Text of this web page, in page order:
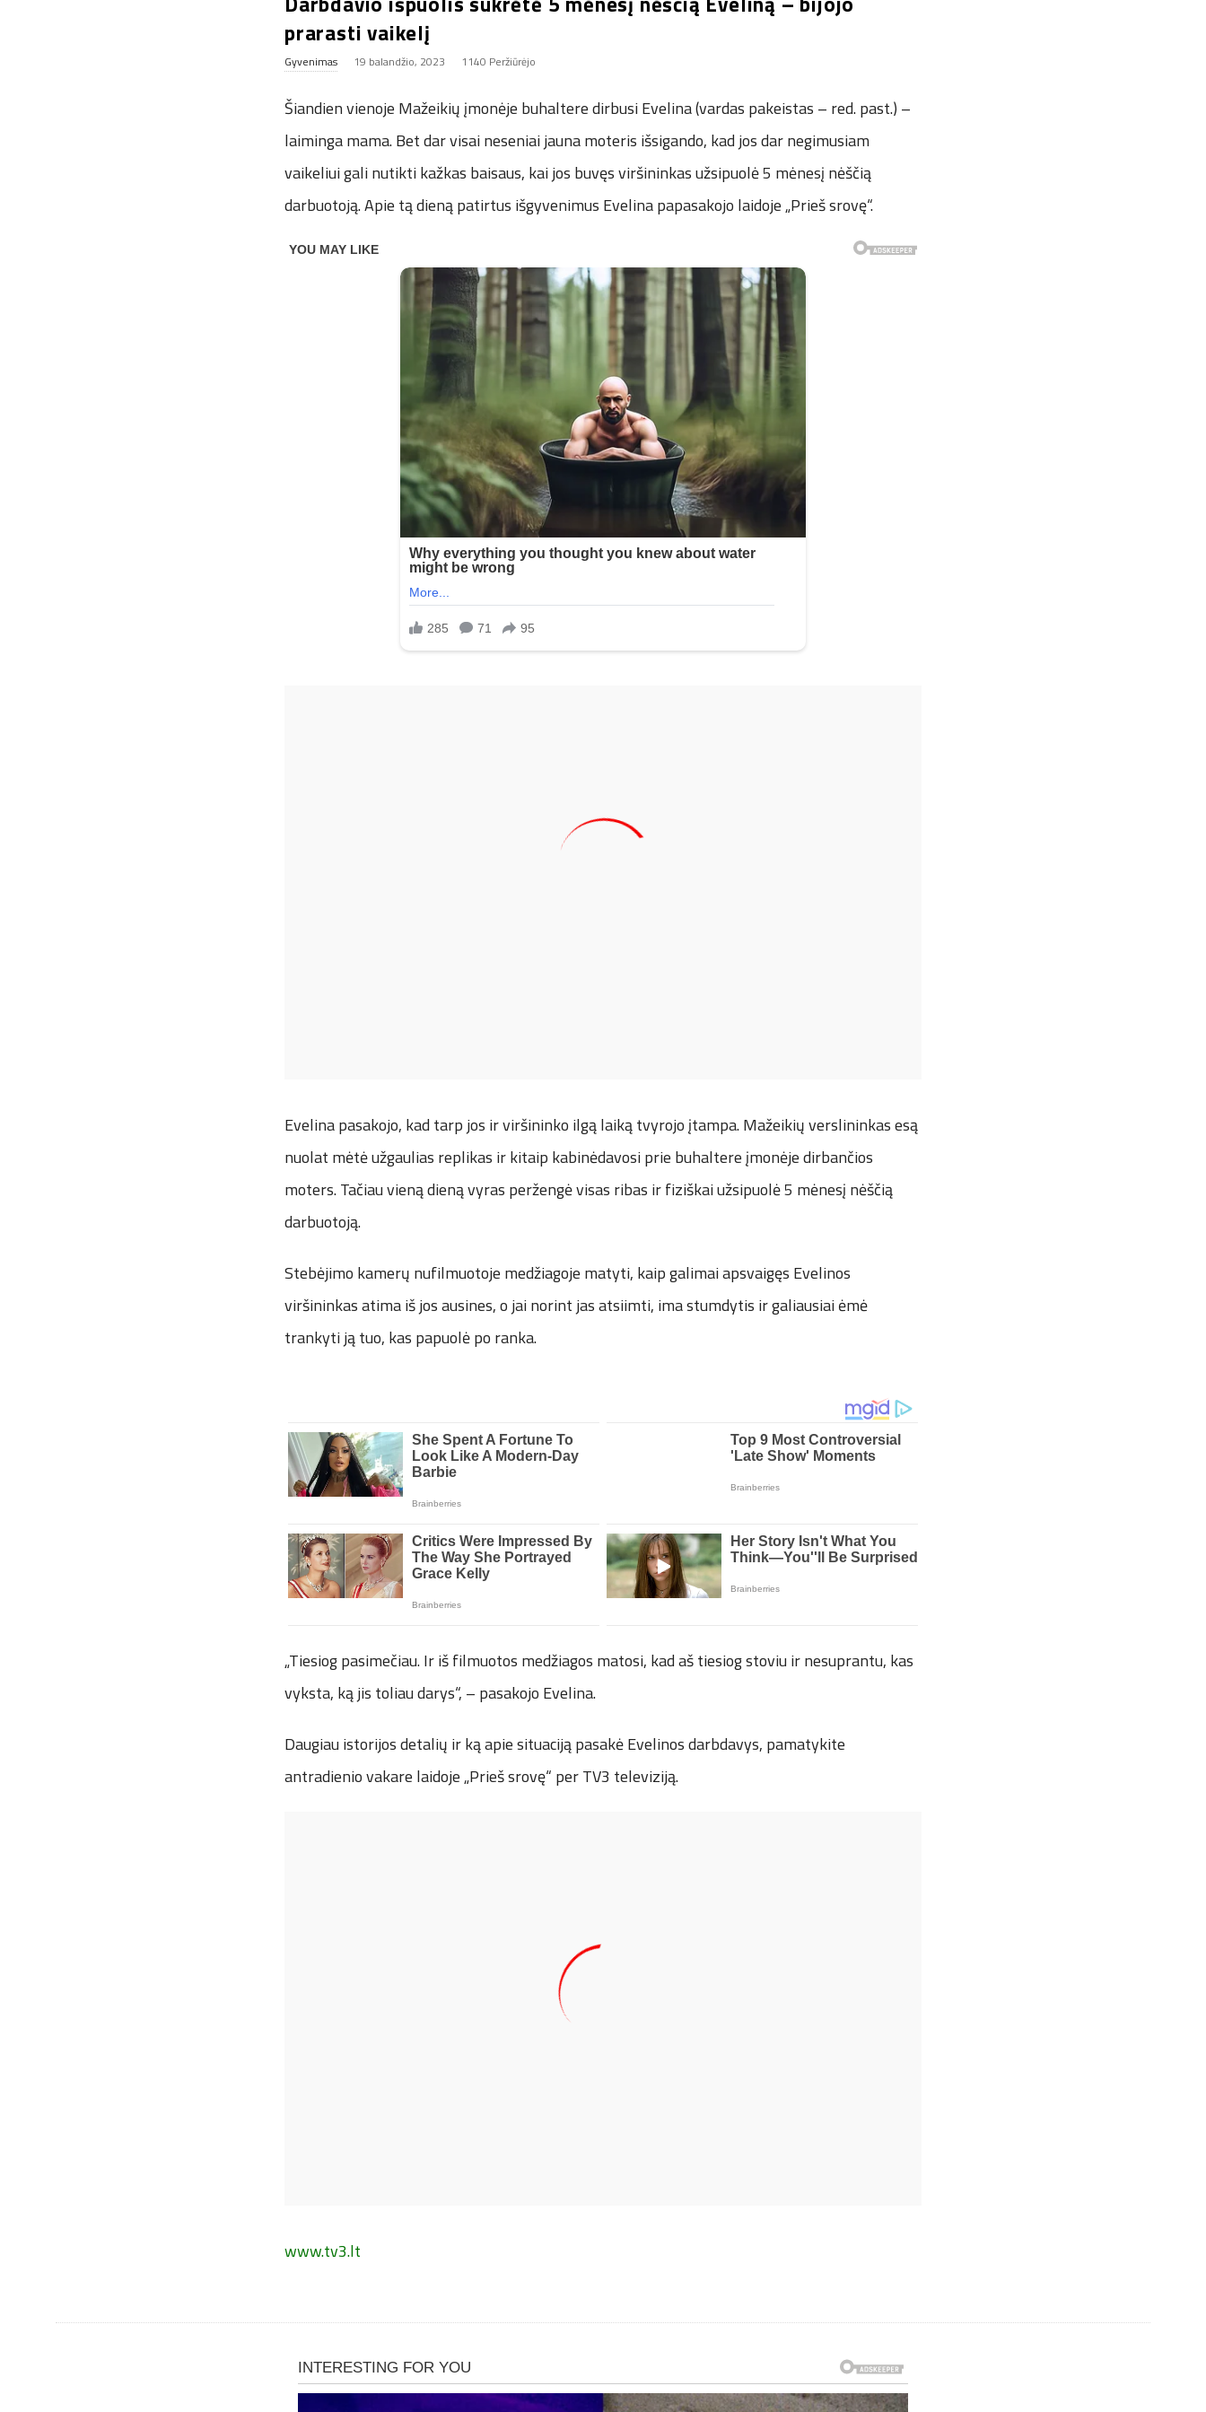
prarasti vaikelį
Gyvenimas 19 balandžio, 2023 1140 Peržiūrėjo
Šiandien vienoje Mažeikių įmonėje buhaltere dirbusi Evelina (vardas pakeistas – red. past.) –
laiminga mama. Bet dar visai neseniai jauna moteris išsigando, kad jos dar negimusiam
vaikeliui gali nutikti kažkas baisaus, kai jos buvęs viršininkas užsipuolė 5 mėnesį nėščią
darbuotoją. Apie tą dieną patirtus išgyvenimus Evelina papasakojo laidoje „Prieš srovę“.
Evelina pasakojo, kad tarp jos ir viršininko ilgą laiką tvyrojo įtampa. Mažeikių verslininkas esą
nuolat mėtė užgaulias replikas ir kitaip kabinėdavosi prie buhaltere įmonėje dirbančios
moters. Tačiau vieną dieną vyras peržengė visas ribas ir fiziškai užsipuolė 5 mėnesį nėščią
darbuotoją.
Stebėjimo kamerų nufilmuotoje medžiagoje matyti, kaip galimai apsvaigęs Evelinos
viršininkas atima iš jos ausines, o jai norint jas atsiimti, ima stumdytis ir galiausiai ėmė
trankyti ją tuo, kas papuolė po ranka.
„Tiesiog pasimečiau. Ir iš filmuotos medžiagos matosi, kad aš tiesiog stoviu ir nesuprantu, kas
vyksta, ką jis toliau darys“, – pasakojo Evelina.
Daugiau istorijos detalių ir ką apie situaciją pasakė Evelinos darbdavys, pamatykite
antradienio vakare laidoje „Prieš srovę“ per TV3 televiziją.
www.tv3.lt